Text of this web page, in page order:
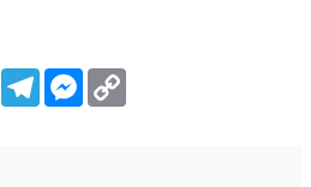
WhatsAppTelegramMessenger